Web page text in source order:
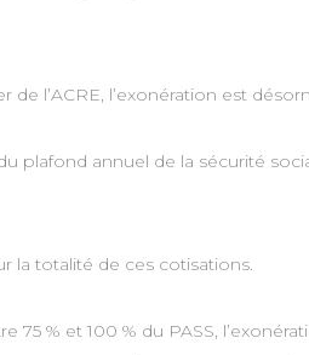
l’ACRE, l’exonération est
annuel de la sécurité
la totalité de ces cotisations.
% et 100 % du PASS,